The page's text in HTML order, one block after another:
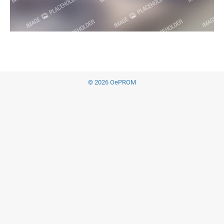
© 2026 OePROM